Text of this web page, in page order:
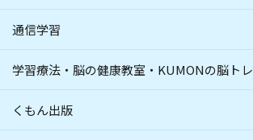
通信学習
学習療法・脳の健康教室・KUMONの脳トレ
くもん出版